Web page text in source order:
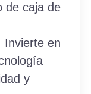
de caja de
Invierte en
y